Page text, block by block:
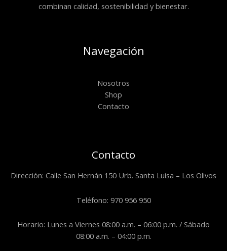
combinan calidad, sostenibilidad y bienestar.
Navegación
Nosotros
Shop
Contacto
Contacto
Dirección: Calle San Hernán 150 Urb. Santa Luisa – Los Olivos
Teléfono: 970 956 950
Horario: Lunes a Viernes 08:00 a.m. – 06:00 p.m. / Sábado
08:00 a.m. – 04:00 p.m.